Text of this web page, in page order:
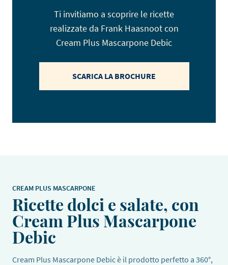
Ti invitiamo a scoprire le ricette
realizzate da Frank Haasnoot con
Cream Plus Mascarpone Debic
SCARICA LA BROCHURE
CREAM PLUS MASCARPONE
Ricette dolci e salate, con
Cream Plus Mascarpone
Debic
Cream Plus Mascarpone Debic è il prodotto perfetto a 360°,